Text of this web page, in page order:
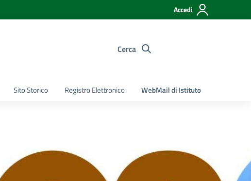
Accedi
Cerca
Sito Storico Registro Elettronico WebMail di Istituto